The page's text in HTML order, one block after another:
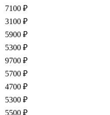
7100 ₽
3100 ₽
5900 ₽
5300 ₽
9700 ₽
5700 ₽
4700 ₽
5300 ₽
5500 ₽